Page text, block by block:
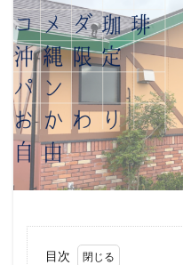
目次